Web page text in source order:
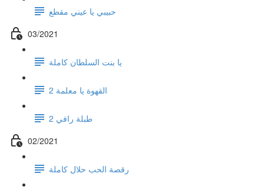
حبيبي يا عيني مقطع
03/2021
يا بنت السلطان كاملة
القهوة يا معلمة 2
طبلة رافي 2
02/2021
رقصة الحب حلال كاملة